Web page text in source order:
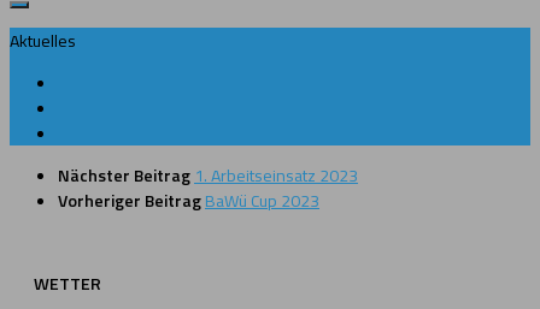
Aktuelles
Nächster Beitrag 1. Arbeitseinsatz 2023
Vorheriger BeitragBaWü Cup 2023
WETTER